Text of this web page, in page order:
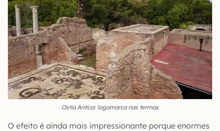
Ostia Antica: logomarca nas termas
O efeito é ainda mais impressionante porque enormes